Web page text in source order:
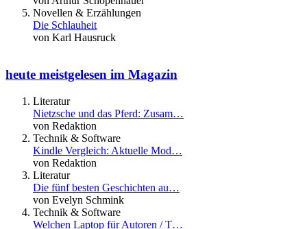
Novellen & Erzählungen
Die Schlauheit
von Karl Hausruck
heute meistgelesen im Magazin
Literatur
Nietzsche und das Pferd: Zusam…
von Redaktion
Technik & Software
Kindle Vergleich: Aktuelle Mod…
von Redaktion
Literatur
Die fünf besten Geschichten au…
von Evelyn Schmink
Technik & Software
Welchen Laptop für Autoren / T…